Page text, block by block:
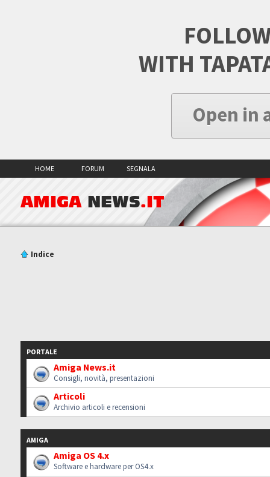
WITH
Open in
HOME FORUM SEGNALA
AMIGA NEWS.IT
Indice
PORTALE
Amiga News.it
Consigli, novità, presentazioni
Articoli
Archivio articoli e recensioni
AMIGA
Amiga OS 4.x
Software e hardware per OS4.x